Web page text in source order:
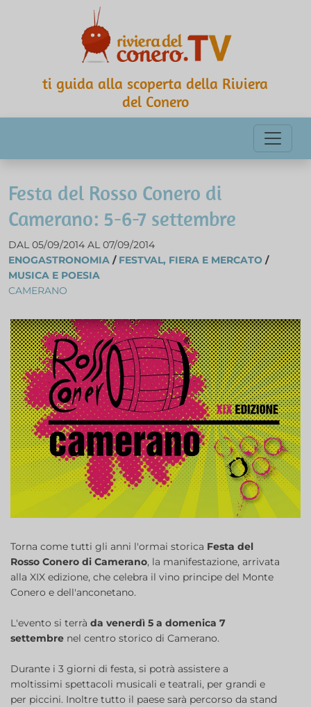
ti guida alla scoperta della Riviera
del Conero
Festa del Rosso Conero di
Camerano: 5-6-7 settembre
DAL 05/09/2014 AL 07/09/2014
ENOGASTRONOMIA / FESTVAL, FIERA E MERCATO /
MUSICA E POESIA
CAMERANO
Torna come tutti gli anni l'ormai storica Festa del
Rosso Conero di Camerano, la manifestazione, arrivata
alla XIX edizione, che celebra il vino principe del Monte
Conero e dell'anconetano.
L'evento si terrà da venerdì 5 a domenica 7
settembre nel centro storico di Camerano.
Durante i 3 giorni di festa, si potrà assistere a
moltissimi spettacoli musicali e teatrali, per grandi e
per piccini. Inoltre tutto il paese sarà percorso da stand